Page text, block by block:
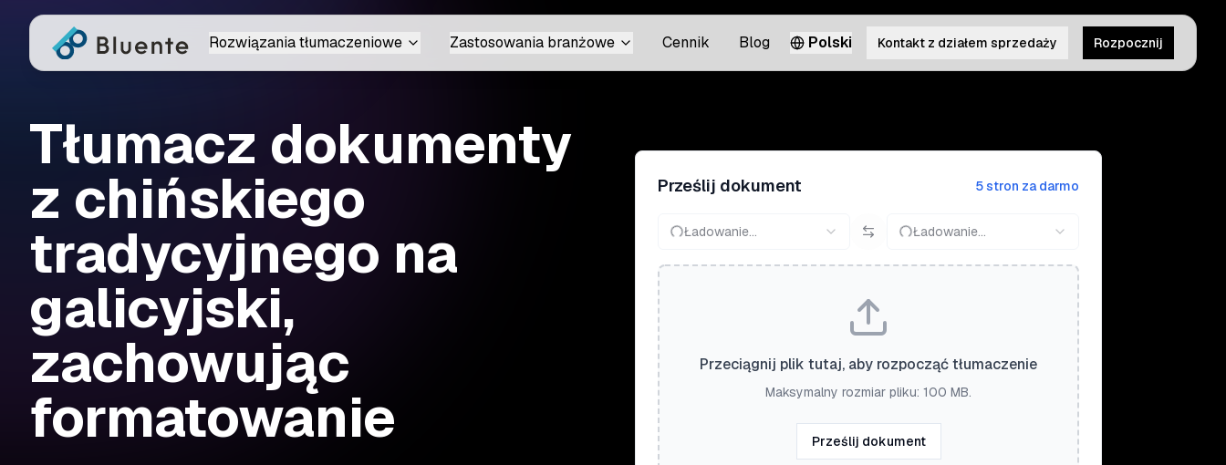
Rozwiązania tłumaczeniowe Zastosowania branżowe Cennik Blog Polski Kontakt z działem sprzedaży Rozpocznij
Tłumacz dokumenty
z chińskiego
tradycyjnego na
galicyjski,
zachowując
formatowanie
Prześlij dokument 5 stron za darmo
Ładowanie... Ładowanie...
Przeciągnij plik tutaj, aby rozpocząć tłumaczenie
Maksymalny rozmiar pliku: 100 MB.
Prześlij dokument